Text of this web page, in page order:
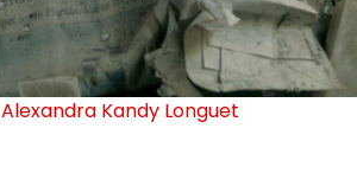
Alexandra Kandy Longuet